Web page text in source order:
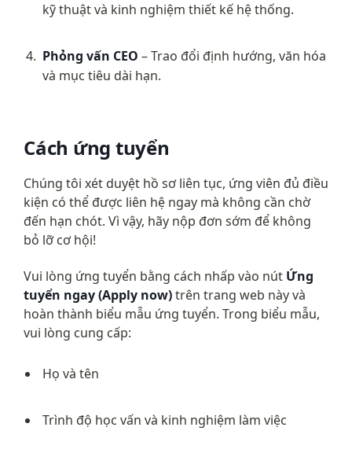
kỹ thuật và kinh nghiệm thiết kế hệ thống.
Phỏng vấn CEO – Trao đổi định hướng, văn hóa
và mục tiêu dài hạn.
Cách ứng tuyển
Chúng tôi xét duyệt hồ sơ liên tục, ứng viên đủ điều
kiện có thể được liên hệ ngay mà không cần chờ
đến hạn chót. Vì vậy, hãy nộp đơn sớm để không
bỏ lỡ cơ hội!
Vui lòng ứng tuyển bằng cách nhấp vào nút Ứng
tuyển ngay (Apply now) trên trang web này và
hoàn thành biểu mẫu ứng tuyển. Trong biểu mẫu,
vui lòng cung cấp:
Họ và tên
Trình độ học vấn và kinh nghiệm làm việc